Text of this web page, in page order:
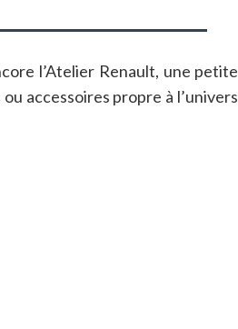
l’Atelier Renault, une petite
accessoires propre à l’univers